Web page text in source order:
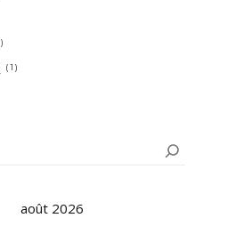
(1)
août 2026